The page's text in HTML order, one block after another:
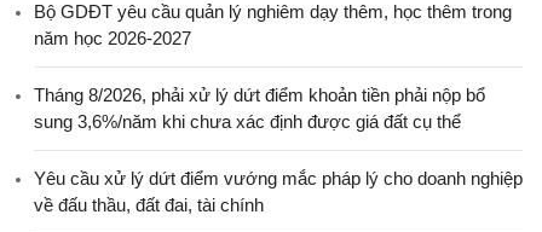
Bộ GDĐT yêu cầu quản lý nghiêm dạy thêm, học thêm trong
năm học 2026-2027
Tháng 8/2026, phải xử lý dứt điểm khoản tiền phải nộp bổ
sung 3,6%/năm khi chưa xác định được giá đất cụ thể
Yêu cầu xử lý dứt điểm vướng mắc pháp lý cho doanh nghiệp
về đấu thầu, đất đai, tài chính